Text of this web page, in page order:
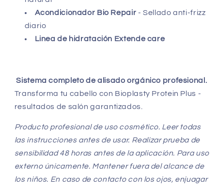
Acondicionador Bio Repair - Sellado anti-frizz
diario
Linea de hidratación Extende care
Sistema completo de alisado orgánico profesional.
Transforma tu cabello con Bioplasty Protein Plus -
resultados de salón garantizados.
Producto profesional de uso cosmético. Leer todas
las instrucciones antes de usar. Realizar prueba de
sensibilidad 48 horas antes de la aplicación. Para uso
externo únicamente. Mantener fuera del alcance de
los niños. En caso de contacto con los ojos, enjuagar